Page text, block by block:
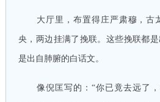
大厅里，布置得庄严肃穆，古
央，两边挂满了挽联。这些挽联都
是出自肺腑的白话文。
像倪匡写的：“你已竟去远了，